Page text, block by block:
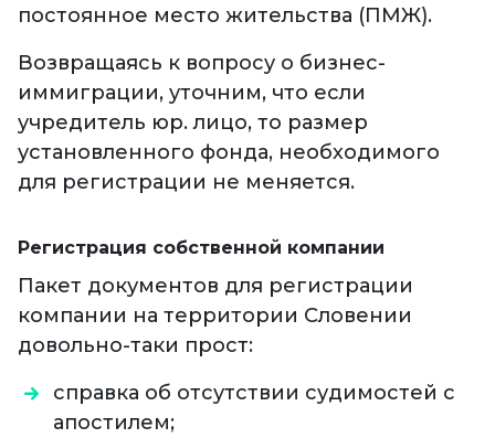
постоянное место жительства (ПМЖ).
Возвращаясь к вопросу о бизнес-
иммиграции, уточним, что если
учредитель юр. лицо, то размер
установленного фонда, необходимого
для регистрации не меняется.
Регистрация собственной компании
Пакет документов для регистрации
компании на территории Словении
довольно-таки прост:
справка об отсутствии судимостей с
апостилем;